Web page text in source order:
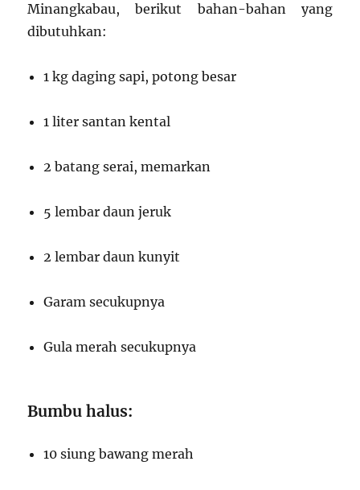
Minangkabau, berikut bahan-bahan yang
dibutuhkan:
1 kg daging sapi, potong besar
1 liter santan kental
2 batang serai, memarkan
5 lembar daun jeruk
2 lembar daun kunyit
Garam secukupnya
Gula merah secukupnya
Bumbu halus:
10 siung bawang merah